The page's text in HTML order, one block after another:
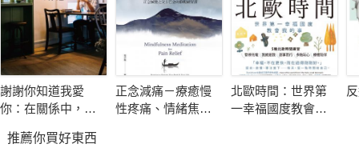
王」的人。
大家都以為故事的開始，是這樣的：
她沒多計畫太多，便踏上創業之路，但非常幸運地得到了父
母全然的支持和經濟援助，順利地開展事業。展店的過程中剛好
謝謝你知道我愛
你：在關係中，面
習愛，放下愛
正念減痛－療癒慢
性疼痛、情緒焦
北歐時間：世界第
一幸福國度教會我
推薦你買好東西